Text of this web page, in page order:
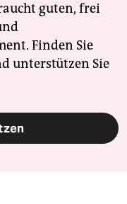
guten, frei
Finden Sie
unterstützen Sie